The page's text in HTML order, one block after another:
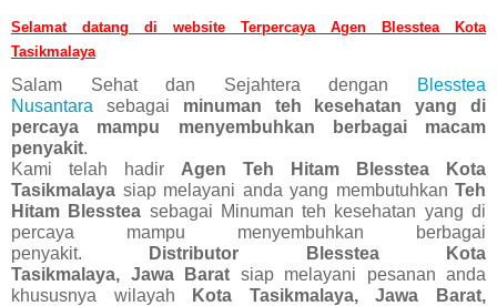
Selamat datang di website Terpercaya Agen Blesstea Kota
Tasikmalaya
Salam Sehat dan Sejahtera dengan
Blesstea
Nusantara
sebagai minuman teh kesehatan yang di
percaya mampu menyembuhkan berbagai macam
penyakit.
Kami telah hadir Agen Teh Hitam Blesstea Kota
Tasikmalaya siap melayani anda yang membutuhkan Teh
Hitam Blesstea sebagai Minuman teh kesehatan yang di
percaya mampu menyembuhkan berbagai
penyakit.
Distributor Blesstea
Kota
Tasikmalaya, Jawa Barat siap melayani pesanan anda
khususnya wilayah
Kota Tasikmalaya, Jawa Barat,